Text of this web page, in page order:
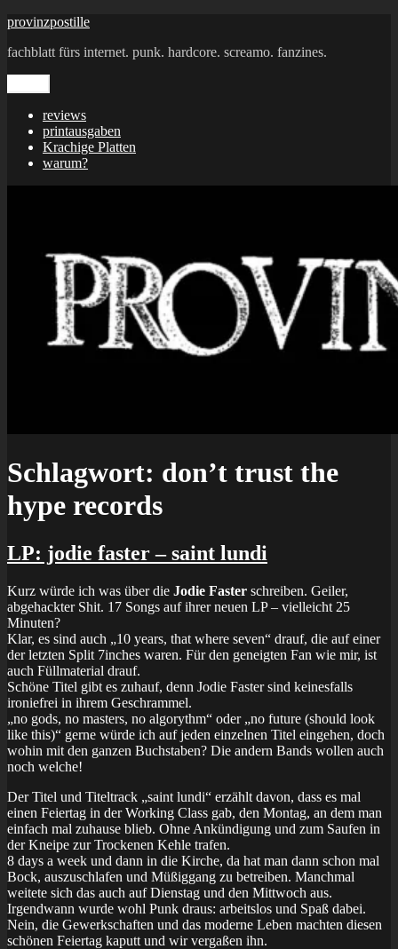
Zum
springen
provinzpostille
fachblatt fürs internet. punk. hardcore. screamo. fanzines.
reviews
printausgaben
Krachige Platten
warum?
Schlagwort: don’t trust the
hype records
LP: jodie faster – saint lundi
Kurz würde ich was über die Jodie Faster schreiben. Geiler,
abgehackter Shit. 17 Songs auf ihrer neuen LP – vielleicht 25
Minuten?
Klar, es sind auch „10 years, that where seven“ drauf, die auf einer
der letzten Split 7inches waren. Für den geneigten Fan wie mir, ist
auch Füllmaterial drauf.
Schöne Titel gibt es zuhauf, denn Jodie Faster sind keinesfalls
ironiefrei in ihrem Geschrammel.
„no gods, no masters, no algorythm“ oder „no future (should look
like this)“ gerne würde ich auf jeden einzelnen Titel eingehen, doch
wohin mit den ganzen Buchstaben? Die andern Bands wollen auch
noch welche!
Der Titel und Titeltrack „saint lundi“ erzählt davon, dass es mal
einen Feiertag in der Working Class gab, den Montag, an dem man
einfach mal zuhause blieb. Ohne Ankündigung und zum Saufen in
der Kneipe zur Trockenen Kehle trafen.
8 days a week und dann in die Kirche, da hat man dann schon mal
Bock, auszuschlafen und Müßiggang zu betreiben. Manchmal
weitete sich das auch auf Dienstag und den Mittwoch aus.
Irgendwann wurde wohl Punk draus: arbeitslos und Spaß dabei.
Nein, die Gewerkschaften und das moderne Leben machten diesen
schönen Feiertag kaputt und wir vergaßen ihn.